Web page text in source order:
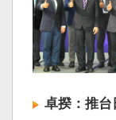
卓揆：推